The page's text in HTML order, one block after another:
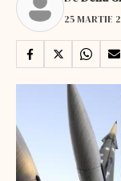
25 MARTIE